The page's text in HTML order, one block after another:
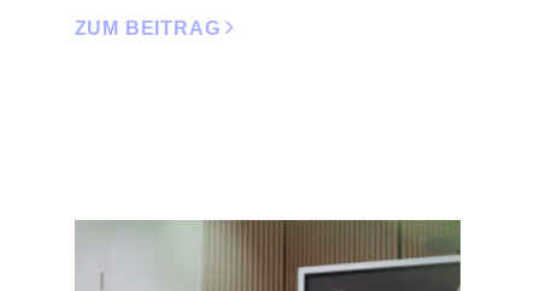
ZUM BEITRAG